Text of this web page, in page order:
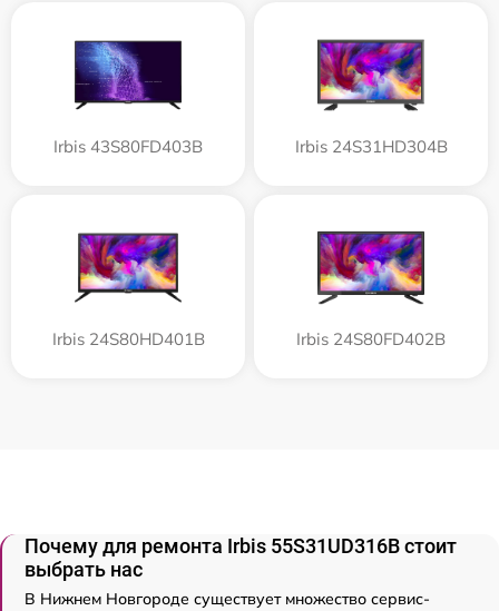
Irbis 43S80FD403B Irbis 24S31HD304B
Irbis 24S80HD401B Irbis 24S80FD402B
Почему для ремонта Irbis 55S31UD316B стоит
выбрать нас
В Нижнем Новгороде существует множество сервис-